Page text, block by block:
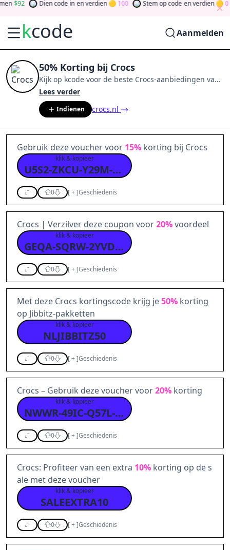
92 Dien code in en verdien 100 Stem op code en verdien 0
kcode Aanmelden
50% Korting bij Crocs
Kijk op kcode voor de beste Crocs-aanbiedingen van
aug 2026. Word lid van de community
tokens door bij te dragen via stemmen, testen, delen
en meer. Drehen Sie den Glücksklee
Sie Geld
Lees verder
Indienen crocs.nl
Gebruik deze voucher voor 15% korting bij Crocs
klik & kopieer
U5S2-ZKCU-Y29M-OOLC
0 [+]Geschiedenis
Crocs | Verzilver deze coupon voor20%voordeel
klik & kopieer
GEQA-SQRW-2YVD-LM9M
0 [+]Geschiedenis
Met deze Crocs kortingscode krijg je50% korting
op Jibbitz-pakketten
klik & kopieer
NLJIBBITZ50
0 [+]Geschiedenis
Crocs – Gebruik deze voucher voor20% korting
klik & kopieer
NWWR-49IC-Q57L-YKME
0 [+]Geschiedenis
Crocs: Profiteer van een extra 10% korting op de s
ale met deze voucher
klik & kopieer
SALEEXTRA10
0 [+]Geschiedenis